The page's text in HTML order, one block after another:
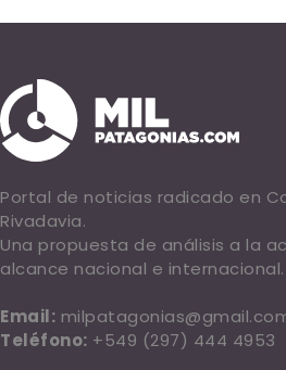
Portal de noticias radicado en
Rivadavia.
Una propuesta de análisis a la
alcance nacional e internacional.
Email:
Teléfono: +549 (297) 444 4953